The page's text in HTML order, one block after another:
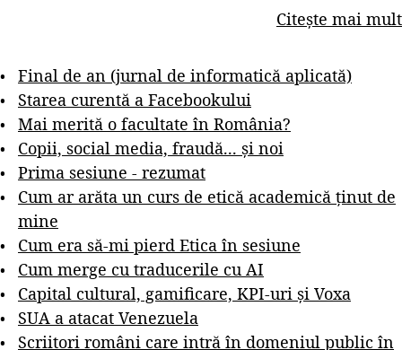
Citește mai mult
Final de an (jurnal de informatică aplicată)
Starea curentă a Facebookului
Mai merită o facultate în România?
Copii, social media, fraudă... și noi
Prima sesiune - rezumat
Cum ar arăta un curs de etică academică ținut de
mine
Cum era să-mi pierd Etica în sesiune
Cum merge cu traducerile cu AI
Capital cultural, gamificare, KPI-uri și Voxa
SUA a atacat Venezuela
Scriitori români care intră în domeniul public în